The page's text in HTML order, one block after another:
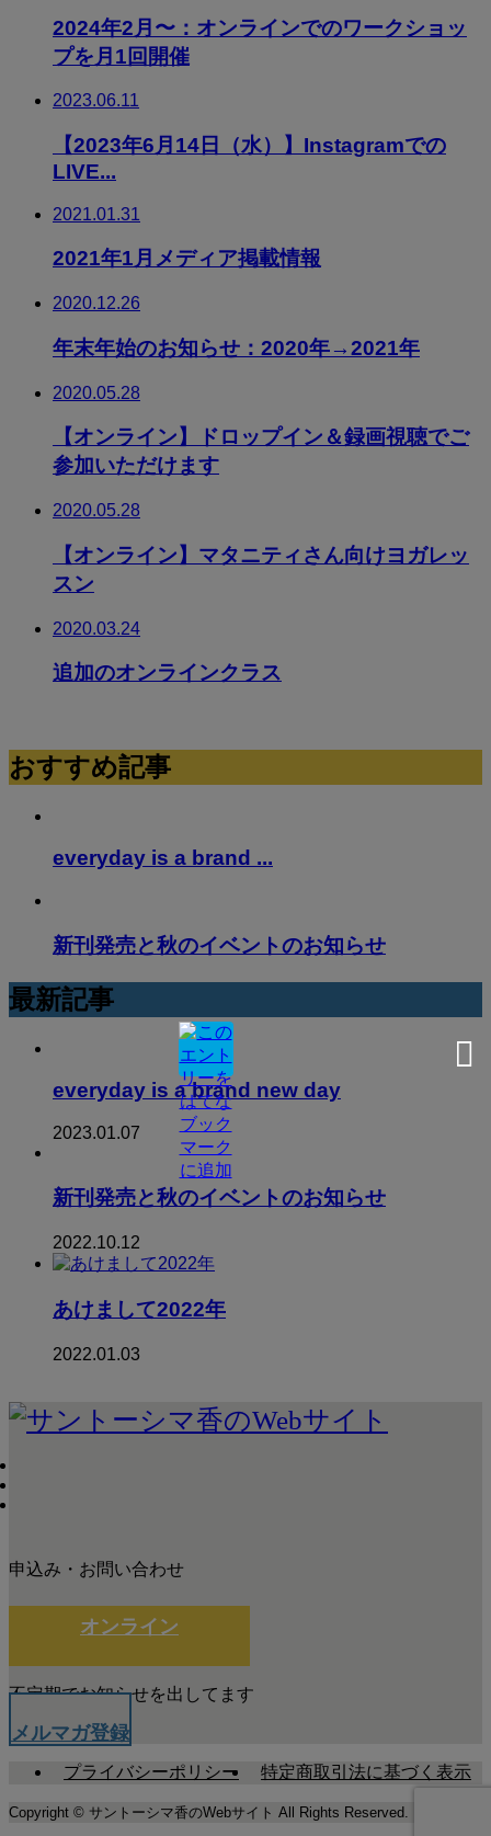
2024年2月〜：オンラインでのワークショッ
プを月1回開催
2023.06.11
【2023年6月14日（水）】Instagramでの
LIVE...
2021.01.31
2021年1月メディア掲載情報
2020.12.26
年末年始のお知らせ：2020年→2021年
2020.05.28
【オンライン】ドロップイン＆録画視聴でご
参加いただけます
2020.05.28
【オンライン】マタニティさん向けヨガレッ
スン
2020.03.24
追加のオンラインクラス
おすすめ記事
everyday is a brand ...
新刊発売と秋のイベントのお知らせ
最新記事
everyday is a brand new day
2023.01.07
新刊発売と秋のイベントのお知らせ
2022.10.12
あけまして2022年
2022.01.03
申込み・お問い合わせ
オンライン
不定期でお知らせを出してます
メルマガ登録
プライバシーポリシー 特定商取引法に基づく表示
Copyright © サントーシマ香のWebサイト All Rights Reserved.